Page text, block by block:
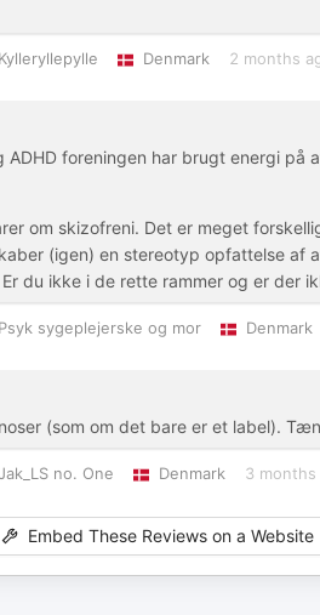
Kylleryllepylle Denmark 2 months
foreningen har brugt energi på
om skizofreni. Det er meget
(igen) en stereotyp opfattelse
du ikke i de rette rammer og er der
Psyk sygeplejerske og mor Denmark
(som om det bare er et label).
no. One Denmark 3 months
Embed These Reviews on a Website